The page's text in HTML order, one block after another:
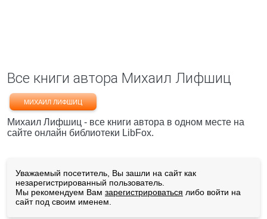
Все книги автора Михаил Лифшиц
МИХАИЛ ЛИФШИЦ
Михаил Лифшиц - все книги автора в одном месте на
сайте онлайн библиотеки LibFox.
Уважаемый посетитель, Вы зашли на сайт как
незарегистрированный пользователь.
Мы рекомендуем Вам зарегистрироваться либо войти на
сайт под своим именем.